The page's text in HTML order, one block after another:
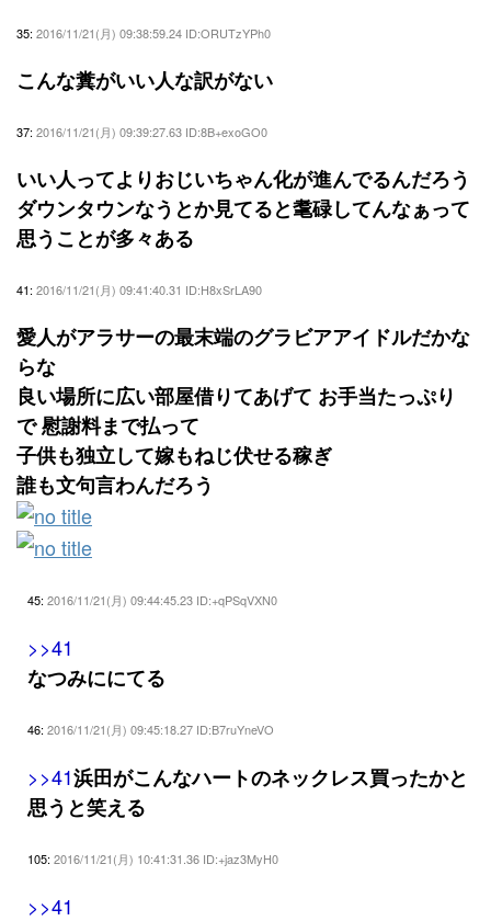
35: 2016/11/21(月) 09:38:59.24 ID:ORUTzYPh0
こんな糞がいい人な訳がない
37: 2016/11/21(月) 09:39:27.63 ID:8B+exoGO0
いい人ってよりおじいちゃん化が進んでるんだろう
ダウンタウンなうとか見てると耄碌してんなぁって
思うことが多々ある
41: 2016/11/21(月) 09:41:40.31 ID:H8xSrLA90
愛人がアラサーの最末端のグラビアアイドルだかな
らな
良い場所に広い部屋借りてあげて お手当たっぷり
で 慰謝料まで払って
子供も独立して嫁もねじ伏せる稼ぎ
誰も文句言わんだろう
45: 2016/11/21(月) 09:44:45.23 ID:+qPSqVXN0
>>41
なつみににてる
46: 2016/11/21(月) 09:45:18.27 ID:B7ruYneVO
>>41浜田がこんなハートのネックレス買ったかと
思うと笑える
105: 2016/11/21(月) 10:41:31.36 ID:+jaz3MyH0
>>41